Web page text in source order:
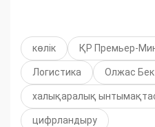
көлік ҚР Премьер-
Логистика Олжас
халықаралық
цифрландыру